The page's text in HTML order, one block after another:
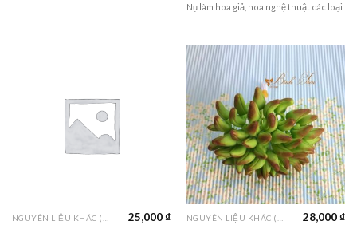
Nụ làm hoa giả, hoa nghệ thuật các loại
25,000₫ 28,000₫